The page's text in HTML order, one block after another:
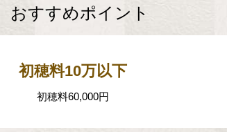
おすすめポイント
初穂料10万以下
初穂料60,000円